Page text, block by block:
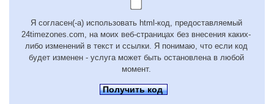
Я согласен(-а) использовать html-код, предоставляемый
24timezones.com, на моих веб-страницах без внесения каких-
либо изменений в текст и ссылки. Я понимаю, что если код
будет изменен - услуга может быть остановлена в любой
момент.
Получить код